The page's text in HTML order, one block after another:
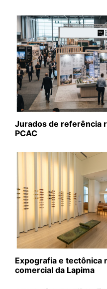
Jurados de referência
PCAC
Expografia e tectônica
comercial da Lapima